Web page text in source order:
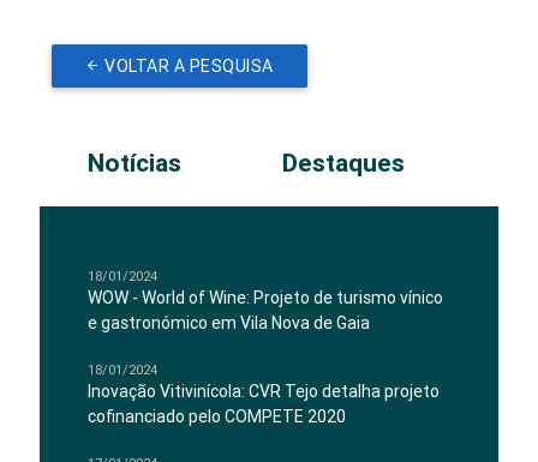
VOLTAR A PESQUISA
Notícias Destaques
18/01/2024
WOW - World of Wine: Projeto de turismo vínico
e gastronómico em Vila Nova de Gaia
18/01/2024
Inovação Vitivinícola: CVR Tejo detalha projeto
cofinanciado pelo COMPETE 2020